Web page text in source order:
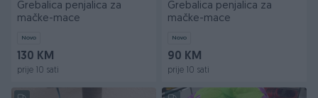
Grebalica penjalica za
mačke-mace
Novo
130 KM
prije 10 sati
Grebalica penjalica za
mačke-mace
Novo
90 KM
prije 10 sati